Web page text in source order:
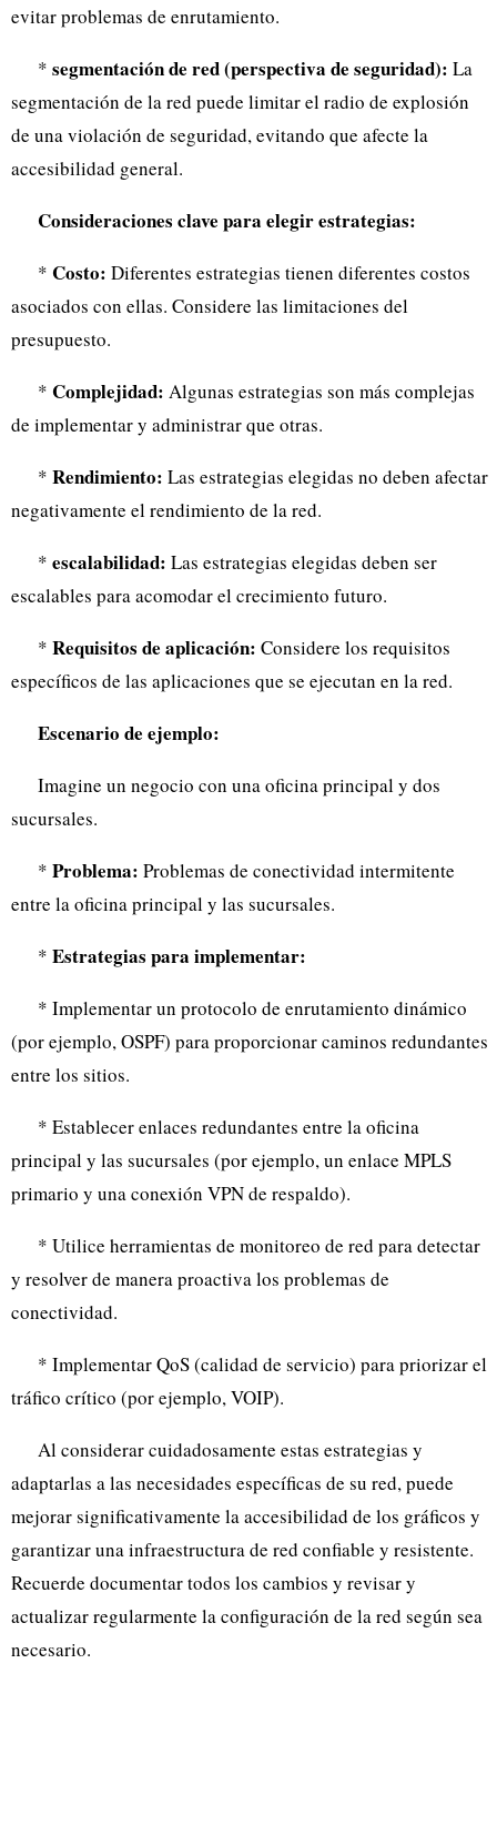
evitar problemas de enrutamiento.
* segmentación de red (perspectiva de seguridad): La
segmentación de la red puede limitar el radio de explosión
de una violación de seguridad, evitando que afecte la
accesibilidad general.
Consideraciones clave para elegir estrategias:
* Costo: Diferentes estrategias tienen diferentes costos
asociados con ellas. Considere las limitaciones del
presupuesto.
* Complejidad: Algunas estrategias son más complejas
de implementar y administrar que otras.
* Rendimiento: Las estrategias elegidas no deben afectar
negativamente el rendimiento de la red.
* escalabilidad: Las estrategias elegidas deben ser
escalables para acomodar el crecimiento futuro.
* Requisitos de aplicación: Considere los requisitos
específicos de las aplicaciones que se ejecutan en la red.
Escenario de ejemplo:
Imagine un negocio con una oficina principal y dos
sucursales.
* Problema: Problemas de conectividad intermitente
entre la oficina principal y las sucursales.
* Estrategias para implementar:
* Implementar un protocolo de enrutamiento dinámico
(por ejemplo, OSPF) para proporcionar caminos redundantes
entre los sitios.
* Establecer enlaces redundantes entre la oficina
principal y las sucursales (por ejemplo, un enlace MPLS
primario y una conexión VPN de respaldo).
* Utilice herramientas de monitoreo de red para detectar
y resolver de manera proactiva los problemas de
conectividad.
* Implementar QoS (calidad de servicio) para priorizar el
tráfico crítico (por ejemplo, VOIP).
Al considerar cuidadosamente estas estrategias y
adaptarlas a las necesidades específicas de su red, puede
mejorar significativamente la accesibilidad de los gráficos y
garantizar una infraestructura de red confiable y resistente.
Recuerde documentar todos los cambios y revisar y
actualizar regularmente la configuración de la red según sea
necesario.